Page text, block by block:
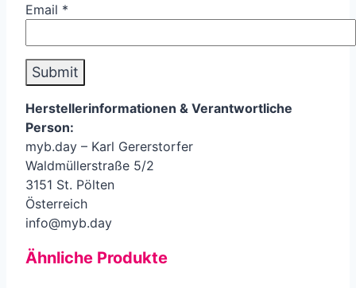
Email *
Herstellerinformationen & Verantwortliche
Person:
myb.day – Karl Gererstorfer
Waldmüllerstraße 5/2
3151 St. Pölten
Österreich
info@myb.day
Ähnliche Produkte